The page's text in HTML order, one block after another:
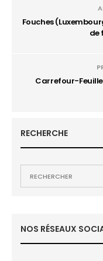
Fouches
de
Carrefour-
RECHERCHE
NOS RÉSEAUX